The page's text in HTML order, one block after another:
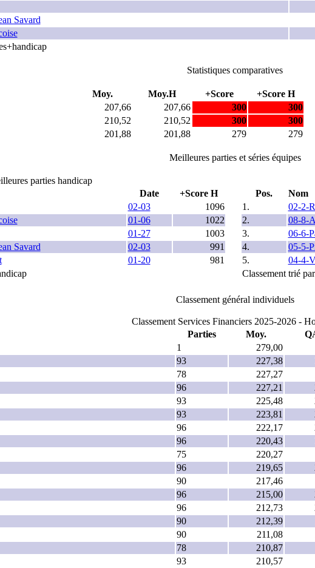
Savard
Statistiques comparatives
Moy. Moy.H +Score +Score H
207,66 207,66 300 300
210,52 210,52 300 300
201,88 201,88 279 279
Meilleures parties et séries équipes
parties handicap
Date
+Score H
02-03
1096
01-06
1022
01-27
1003
Savard 02-03
991
01-20
981
Pos.
Nom
1.
02-2-
2.
08-8-
3.
06-6-
4.
05-5-
5.
04-4-
Classement trié
Classement général individuels
Classement Services Financiers 2025-2026 -
Parties Moy.
1 279,00
93 227,38
78 227,27
96 227,21
93 225,48
93 223,81
96 222,17
96 220,43
75 220,27
96 219,65
90 217,46
96 215,00
96 212,73
90 212,39
90 211,08
78 210,87
93 210,57